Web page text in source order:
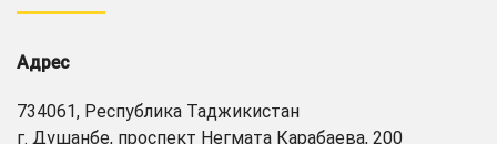
Адрес
734061, Республика Таджикистан
г. Душанбе, проспект Негмата Карабаева, 200